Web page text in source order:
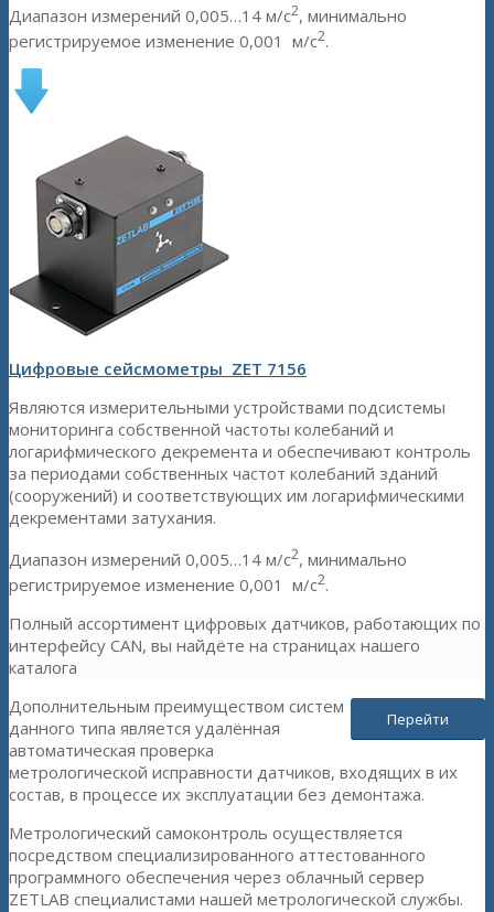
Диапазон измерений 0,005…14 м/с2, минимально
регистрируемое изменение 0,001 м/с2.
Цифровые сейсмометры ZET 7156
Являются измерительными устройствами подсистемы
мониторинга собственной частоты колебаний и
логарифмического декремента и обеспечивают контроль
за периодами собственных частот колебаний зданий
(сооружений) и соответствующих им логарифмическими
декрементами затухания.
Диапазон измерений 0,005…14 м/с2, минимально
регистрируемое изменение 0,001 м/с2.
Полный ассортимент цифровых датчиков, работающих по
интерфейсу CAN, вы найдёте на страницах нашего
каталога
Перейти
Дополнительным преимуществом систем
данного типа является удалённая
автоматическая проверка
метрологической исправности датчиков, входящих в их
состав, в процессе их эксплуатации без демонтажа.
Метрологический самоконтроль осуществляется
посредством специализированного аттестованного
программного обеспечения через облачный сервер
ZETLAB специалистами нашей метрологической службы.